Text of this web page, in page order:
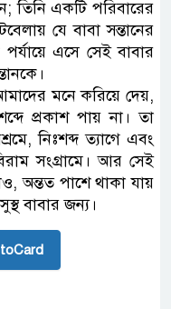
তিনি একটি পরিবারের
যে বাবা সন্তানের
এসে সেই বাবার
মনে করিয়ে দেয়,
প্রকাশ পায় না। তা
নিঃশব্দ ত্যাগে এবং
সংগ্রামে। আর সেই
অন্তত পাশে থাকা যায়
বাবার জন্য।